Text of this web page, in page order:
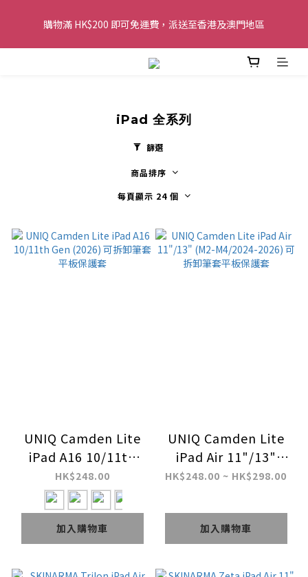
購物滿 HK$200 即可免運費，派送至香港及澳門地區
購物滿 HK$200 即可免運費，派送至香港及澳門地區
全單金額：每滿 HK$250，以轉數快或八達通方式付款，額外再減
歡迎 WhatsApp 6123 6918 查詢或電郵到
info@topwinner.com.hk
購物滿 HK$200 即可免運費，派送至香港及澳門地區
iPad 全系列
篩選
商品排序
每頁顯示 24 個
UNIQ Camden Lite
iPad A16 10/11th
Gen (2026) 可拆卸筆
套平板保護套
HK$248.00
加入購物車
UNIQ Camden Lite
iPad Air 11"/13"
(M2-M4/2024-2026)
HK$248.00 ~ HK$298.00
加入購物車